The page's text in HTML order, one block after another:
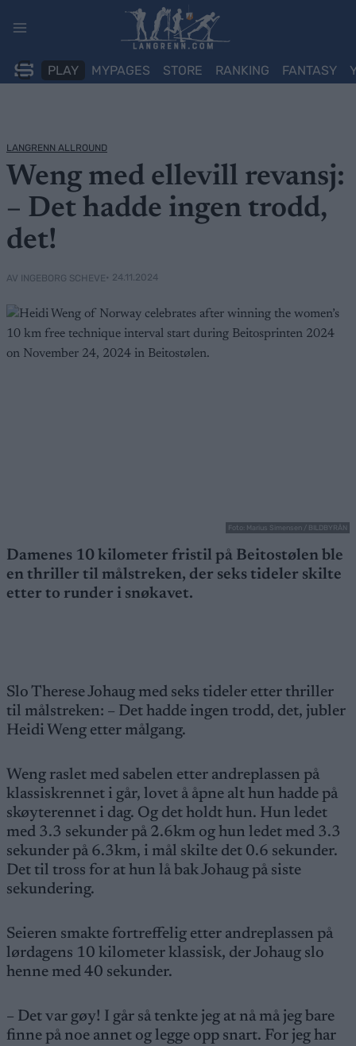
PLAY MYPAGES STORE RANKING FANTASY
LANGRENN ALLROUND
Weng med ellevill revansj:
– Det hadde ingen trodd,
det!
AV INGEBORG SCHEVE• 24.11.2024
Foto: Marius Simensen / BILDBYRÅN
Damenes 10 kilometer fristil på Beitostølen ble
en thriller til målstreken, der seks tideler skilte
etter to runder i snøkavet.
Slo Therese Johaug med seks tideler etter thriller
til målstreken: – Det hadde ingen trodd, det, jubler
Heidi Weng etter målgang.
Weng raslet med sabelen etter andreplassen på
klassiskrennet i går, lovet å åpne alt hun hadde på
skøyterennet i dag. Og det holdt hun. Hun ledet
med 3.3 sekunder på 2.6km og hun ledet med 3.3
sekunder på 6.3km, i mål skilte det 0.6 sekunder.
Det til tross for at hun lå bak Johaug på siste
sekundering.
Seieren smakte fortreffelig etter andreplassen på
lørdagens 10 kilometer klassisk, der Johaug slo
henne med 40 sekunder.
– Det var gøy! I går så tenkte jeg at nå må jeg bare
finne på noe annet og legge opp snart. For jeg har